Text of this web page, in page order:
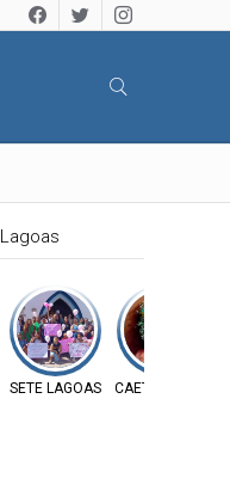
SETE LAGOAS CAETANÓPOLIS